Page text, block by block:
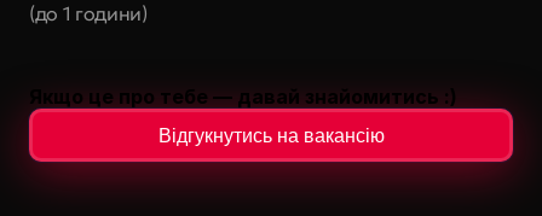
(до 1 години)
Якщо це про тебе — давай знайомитись :)
Відгукнутись на вакансію